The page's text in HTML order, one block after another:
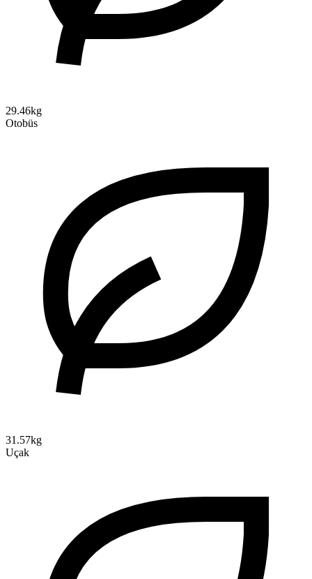
29.46kg
Otobüs
31.57kg
Uçak